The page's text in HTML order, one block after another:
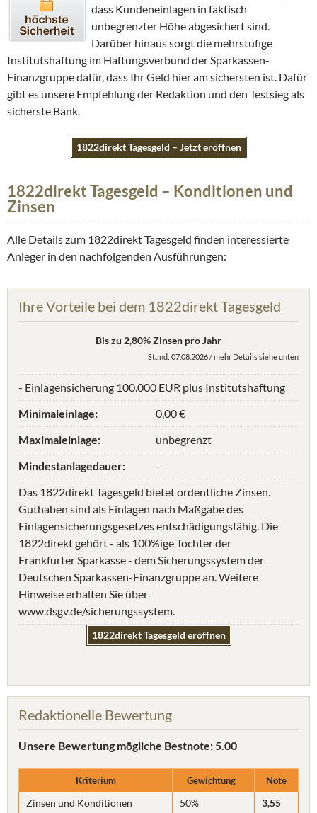
dass Kundeneinlagen in faktisch
unbegrenzter Höhe abgesichert sind.
Darüber hinaus sorgt die mehrstufige
Institutshaftung im Haftungsverbund der Sparkassen-
Finanzgruppe dafür, dass Ihr Geld hier am sichersten ist. Dafür
gibt es unsere Empfehlung der Redaktion und den Testsieg als
sicherste Bank.
1822direkt Tagesgeld – Jetzt eröffnen
1822direkt Tagesgeld – Konditionen und
Zinsen
Alle Details zum 1822direkt Tagesgeld finden interessierte
Anleger in den nachfolgenden Ausführungen:
Ihre Vorteile bei dem 1822direkt Tagesgeld
Bis zu 2,80% Zinsen pro Jahr
Stand: 07.08.2026 / mehr Details siehe unten
- Einlagensicherung 100.000 EUR plus Institutshaftung
Minimaleinlage:
0,00 €
Maximaleinlage:
unbegrenzt
Mindestanlagedauer:
-
Das 1822direkt Tagesgeld bietet ordentliche Zinsen.
Guthaben sind als Einlagen nach Maßgabe des
Einlagensicherungsgesetzes entschädigungsfähig. Die
1822direkt gehört - als 100%ige Tochter der
Frankfurter Sparkasse - dem Sicherungssystem der
Deutschen Sparkassen-Finanzgruppe an. Weitere
Hinweise erhalten Sie über
www.dsgv.de/sicherungssystem.
1822direkt Tagesgeld eröffnen
Redaktionelle Bewertung
Unsere Bewertung mögliche Bestnote: 5.00
Kriterium Gewichtung Note
Zinsen und Konditionen 50%
3,55